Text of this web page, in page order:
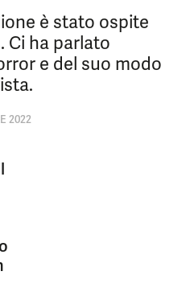
è stato ospite
Ci ha parlato
e del suo modo
2022